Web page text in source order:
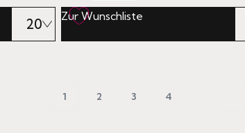
Zur Wunschliste
1 2 3 4